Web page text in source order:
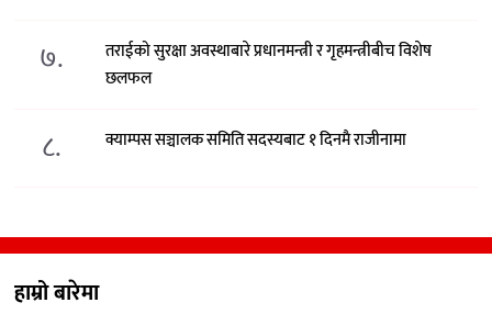
७.
तराईको सुरक्षा अवस्थाबारे प्रधानमन्त्री र गृहमन्त्रीबीच विशेष
छलफल
८. क्याम्पस सञ्चालक समिति सदस्यबाट १ दिनमै राजीनामा
हाम्रो बारेमा